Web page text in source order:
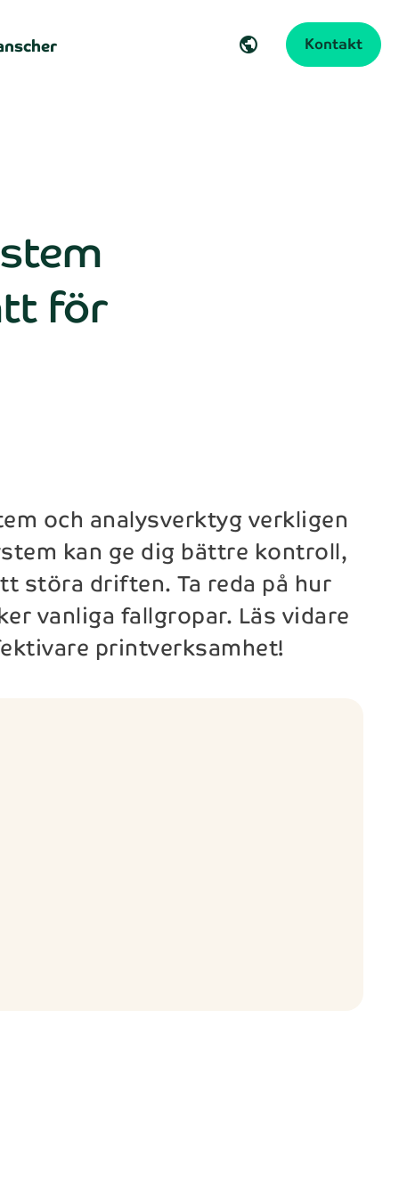
public Kontakt
för
och analysverktyg verkligen
kan ge dig bättre kontroll,
störa driften. Ta reda på hur
vanliga fallgropar. Läs vidare
printverksamhet!